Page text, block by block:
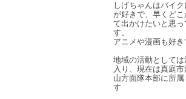
しげちゃんはバイ
が好きで、早くどこ
て出かけたいと思っ
す。
アニメや漫画も好き
地域の活動としては
入り、現在は真庭
山方面隊本部に所属
す